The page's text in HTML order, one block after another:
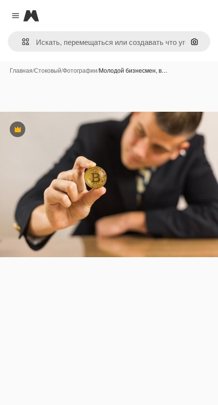
Close menu
Magnific
Поиск
Главная/Стоковый/Фотографии/Молодой бизнесмен, в…
Премиум